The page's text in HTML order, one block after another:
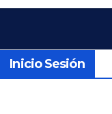
Inicio Sesión